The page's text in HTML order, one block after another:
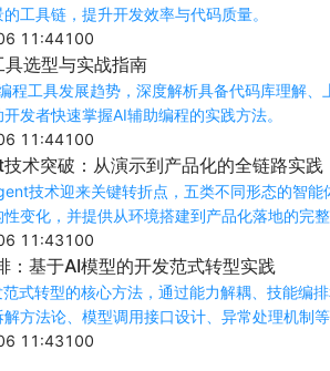
工具链，提升开发效率与代码质量。
11:441 00
选型与实战指南
程工具发展趋势，深度解析具备代码库理解
发者快速掌握AI辅助编程的实践方法。
11:441 00
术突破：从演示到产品化的全链路实践
技术迎来关键转折点，五类不同形态的智
变化，并提供从环境搭建到产品化落地的完
11:431 00
：基于AI模型的开发范式转型实践
式转型的核心方法，通过能力解耦、技能编
方法论、模型调用接口设计、异常处理机制
11:431 00